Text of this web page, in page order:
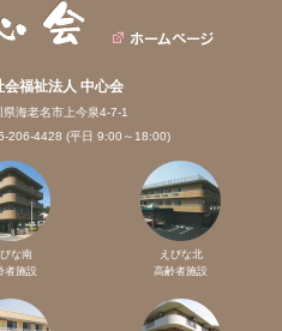
会福祉法人 中心会
海老名市上今泉4-7-1
206-4428 (平日 9:00～18:00)
な南
者施設
えびな北
高齢者施設